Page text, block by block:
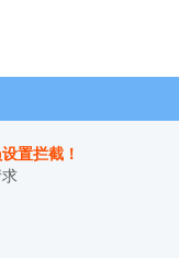
置拦截！